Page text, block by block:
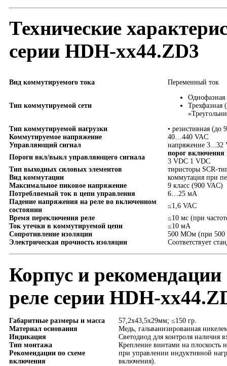
Технические
серии HDH-xx44.ZD3
Вид коммутируемого тока Переменный ток
Тип коммутируемой сети
Однофазная
Трехфазная
Тип коммутируемой нагрузки
• резистивная (до
Коммутируемое напряжение
40…440 VAC
Управляющий сигнал
напряжение 3...32
Пороги вкл/выкл управляющего сигнала
порог включения
3 VDC 1 VDC
Тип выходных силовых элементов
тиристоры SCR-
Вид коммутации
коммутация при
Максимальное пиковое напряжение
9 класс (900 VAC)
Потребляемый ток в цепи управления
6…25 мА
Падение напряжения на реле во включенном
состоянии
≤1,6 VAC
Время переключения реле
≤10 мс (при
Ток утечки в коммутируемой цепи
≤10 мА
Сопротивление изоляции
500 МОм (при 500
Электрическая прочность изоляции
Соответствует
Корпус и
реле серии HDH-
Габаритные размеры и масса
57,2х43,5х29мм; ≤150 гр.
Материал основания
Медь, гальванизированная
Индикация
Светодиод для контроля наличия
Тип монтажа
Крепление винтами на плоскость
Рекомендации по схеме
включения
при управлении индуктивной
включения).